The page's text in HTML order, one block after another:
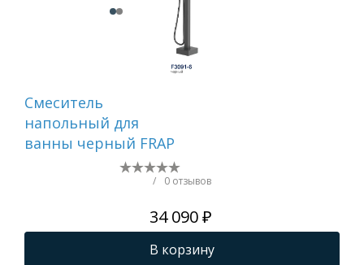
Смеситель
напольный для
ванны черный FRAP
/ 0 отзывов
34 090 ₽
В корзину